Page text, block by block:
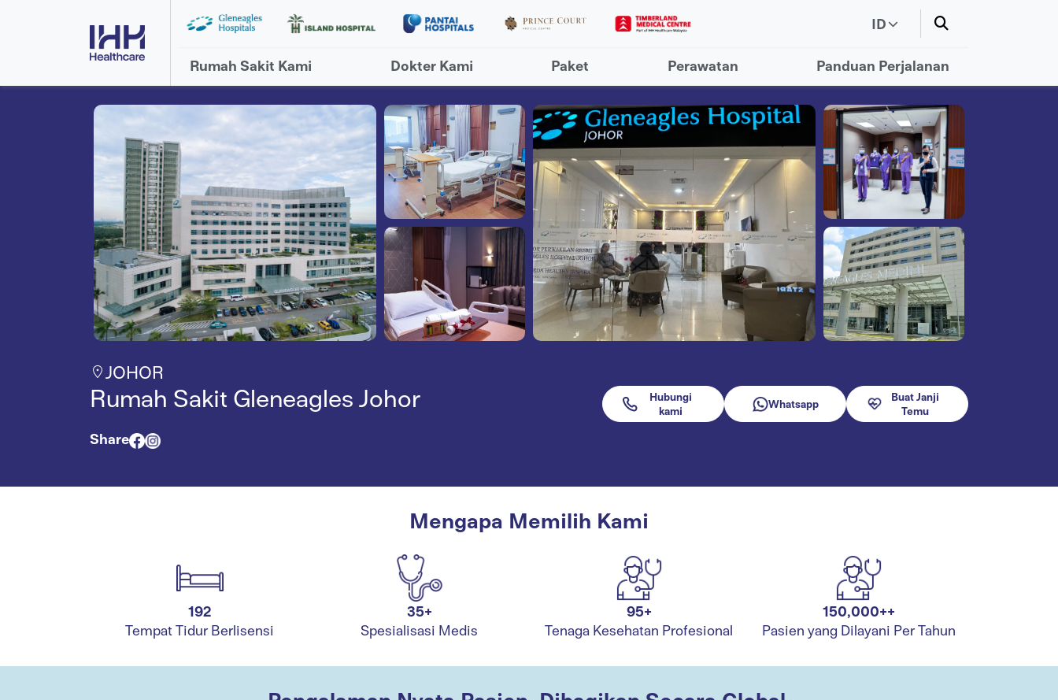
ID
Rumah Sakit Kami Dokter Kami Paket Perawatan Panduan Perjalanan
JOHOR
Rumah Sakit Gleneagles Johor
Share
Hubungi
kami
Whatsapp
Buat Janji
Temu
Mengapa Memilih Kami
192
Tempat Tidur Berlisensi
35+
Spesialisasi Medis
95+
Tenaga Kesehatan Profesional
150,000++
Pasien yang Dilayani Per Tahun